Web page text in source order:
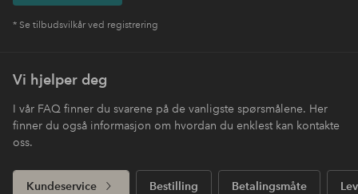
* Se tilbudsvilkår ved registrering
Vi hjelper deg
I vår FAQ finner du svarene på de vanligste spørsmålene. Her
finner du også informasjon om hvordan du enklest kan kontakte
oss.
Kundeservice Bestilling Betalingsmåte